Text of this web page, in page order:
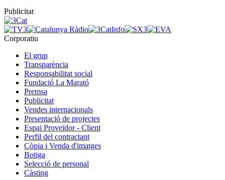
Publicitat
Corporatiu
El grup
Transparència
Responsabilitat social
Fundació La Marató
Premsa
Publicitat
Vendes internacionals
Presentació de projectes
Espai Proveïdor - Client
Perfil del contractant
Còpia i Venda d'imatges
Botiga
Selecció de personal
Càsting